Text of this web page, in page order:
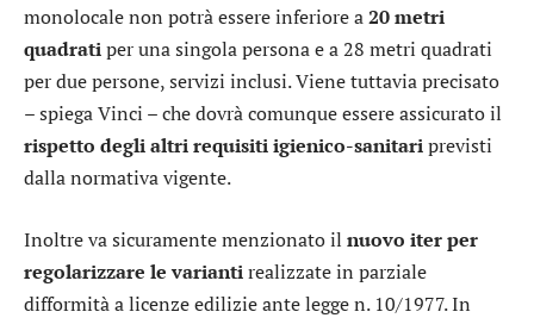
monolocale non potrà essere inferiore a20 metri
quadratiper una singola persona e a 28 metri quadrati
per due persone, servizi inclusi. Viene tuttavia precisato
– spiega Vinci – che dovrà comunque essere assicurato il
rispetto degli altri requisiti igienico-sanitariprevisti
dalla normativa vigente.
Inoltre va sicuramente menzionato il nuovo iter per
regolarizzare le variantirealizzate in parziale
difformità a licenze edilizie ante legge n. 10/1977. In